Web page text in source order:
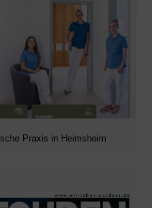
Praxis in Heimsheim